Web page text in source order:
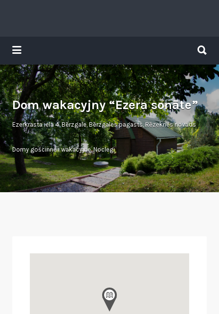
Tavs brīvdienu ceļvedis
for:
Dom wakacyjny “Ezera sonāte”
Ezerkrasta iela 4, Bērzgale, Bērzgales pagasts, Rēzeknes novads
Domy gościnne i wakacyjne,Noclegi